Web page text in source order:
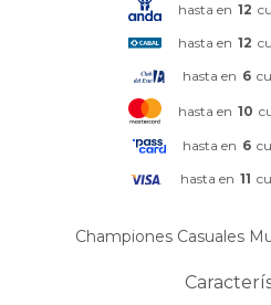
hasta en 12
hasta en 12
hasta en 6
hasta en 10
hasta en 6
hasta en 11
Championes Casuales